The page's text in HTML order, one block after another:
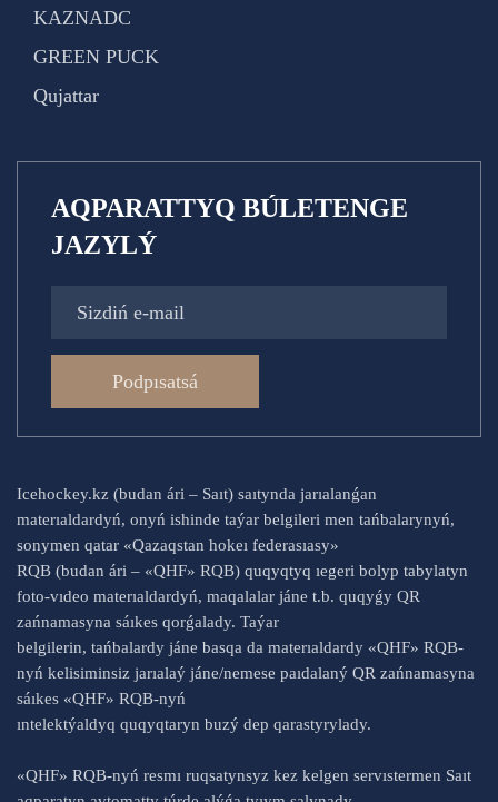
KAZNADC
GREEN PUCK
Qujattar
AQPARATTYQ BÚLETENGE
JAZYLÝ
Podpısatsá
Icehockey.kz (budan ári – Saıt) saıtynda jarıalanǵan
materıaldardyń, onyń ishinde taýar belgileri men tańbalarynyń,
sonymen qatar «Qazaqstan hokeı federasıasy»
RQB (budan ári – «QHF» RQB) quqyqtyq ıegeri bolyp tabylatyn
foto-vıdeo materıaldardyń, maqalalar jáne t.b. quqyǵy QR
zańnamasyna sáıkes qorǵalady. Taýar
belgilerin, tańbalardy jáne basqa da materıaldardy «QHF» RQB-
nyń kelisiminsiz jarıalaý jáne/nemese paıdalaný QR zańnamasyna
sáıkes «QHF» RQB-nyń
ıntelektýaldyq quqyqtaryn buzý dep qarastyrylady.
«QHF» RQB-nyń resmı ruqsatynsyz kez kelgen servıstermen Saıt